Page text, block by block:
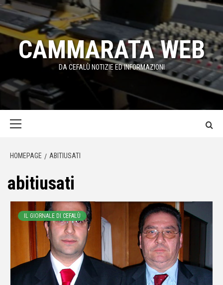
Passa
contenuto
CAMMARATA WEB
DA CEFALÙ NOTIZIE ED INFORMAZIONI
HOMEPAGE ABITIUSATI
abitiusati
IL GIORNALE DI CEFALÙ